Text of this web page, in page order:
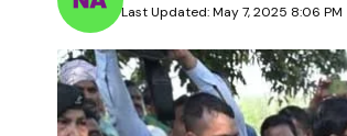
Last Updated: May 7, 2025 8:06 PM